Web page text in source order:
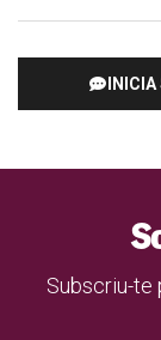
En les nostres
amb fer allò
A vegades
Això és el que
qual
Subscriu-te